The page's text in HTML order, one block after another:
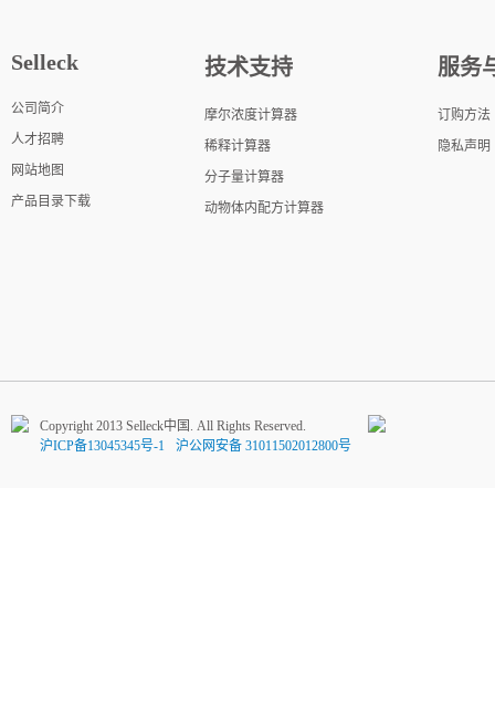
Selleck
公司简介
人才招聘
网站地图
产品目录下载
技术支持
摩尔浓度计算器
稀释计算器
分子量计算器
动物体内配方计算器
服务
订购方法
隐私声明
Copyright 2013 Selleck中国. All Rights Reserved.
沪ICP备13045345号-1
沪公网安备 31011502012800号